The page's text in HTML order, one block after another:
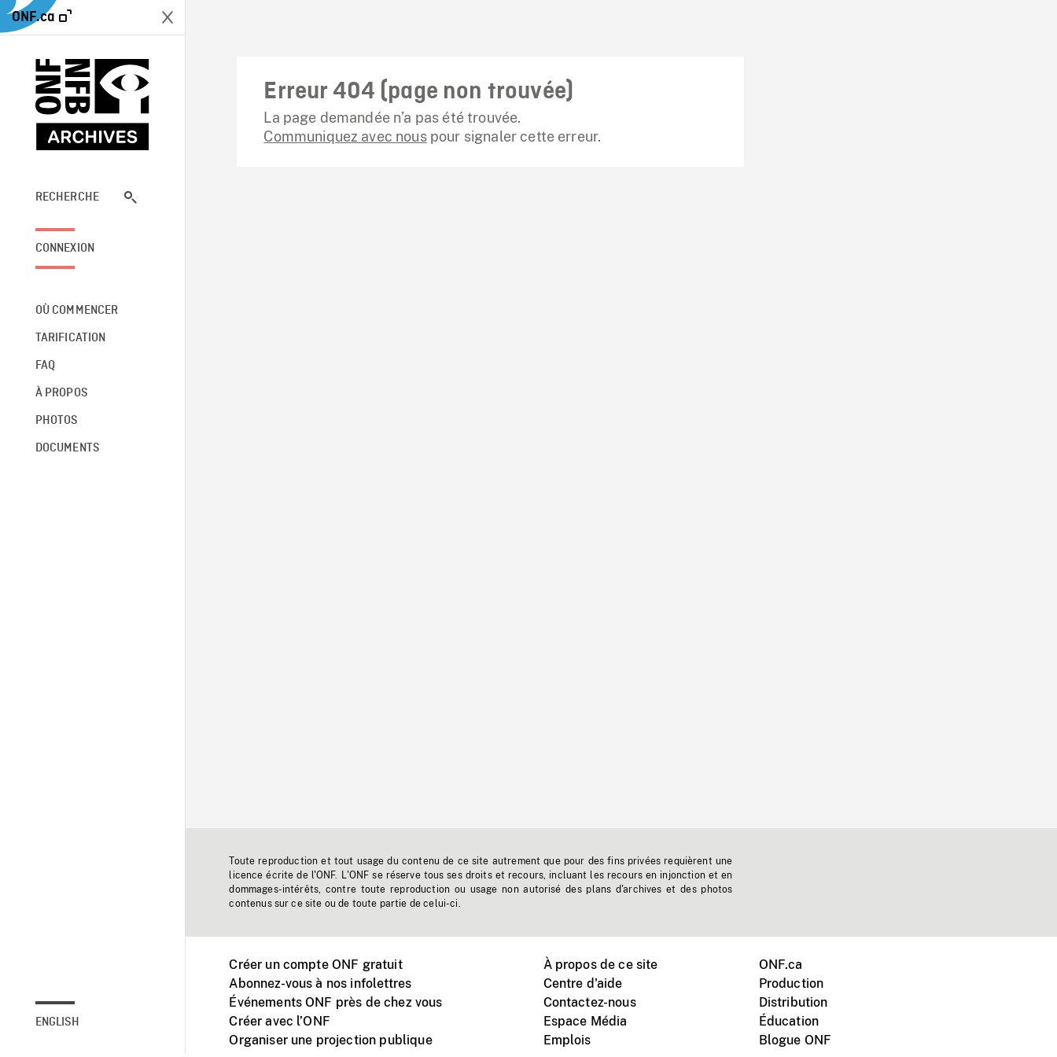
ONF.ca
RECHERCHE
CONNEXION
OÙ COMMENCER
TARIFICATION
FAQ
À PROPOS
PHOTOS
DOCUMENTS
ENGLISH
Erreur 404 (page non trouvée)
La page demandée n’a pas été trouvée.
Communiquez avec nouspour signaler cette erreur.
Toute reproduction et tout usage du contenu de ce site autrement que pour des fins privées requièrent une
licence écrite de l'ONF. L'ONF se réserve tous ses droits et recours, incluant les recours en injonction et en
dommages-intérêts, contre toute reproduction ou usage non autorisé des plans d'archives et des photos
contenus sur ce site ou de toute partie de celui-ci.
Créer un compte ONF gratuit
Abonnez-vous à nos infolettres
Événements ONF près de chez vous
Créer avec l’ONF
Organiser une projection publique
À propos de ce site
Centre d'aide
Contactez-nous
Espace Média
Emplois
ONF.ca
Production
Distribution
Éducation
Blogue ONF